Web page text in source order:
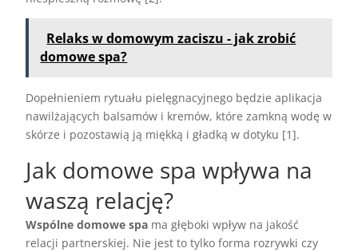
Relaks w domowym zaciszu - jak zrobić
domowe spa?
Dopełnieniem rytuału pielęgnacyjnego będzie aplikacja
nawilżających balsamów i kremów, które zamkną wodę w
skórze i pozostawią ją miękką i gładką w dotyku [1].
Jak domowe spa wpływa na
waszą relację?
Wspólne domowe spa ma głęboki wpływ na jakość
relacji partnerskiej. Nie jest to tylko forma rozrywki czy